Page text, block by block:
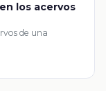
los acervos
de una